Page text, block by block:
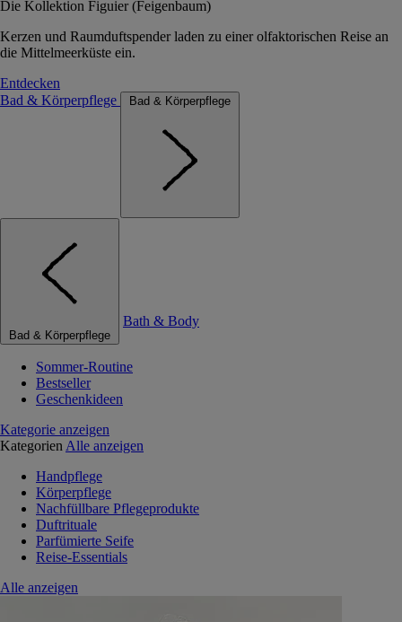
Die Kollektion Figuier (Feigenbaum)
Kerzen und Raumduftspender laden zu einer olfaktorischen Reise an
die Mittelmeerküste ein.
Entdecken
Bad & Körperpflege
Bad & Körperpflege
Bad & Körperpflege
Bath & Body
Sommer-Routine
Bestseller
Geschenkideen
Kategorie anzeigen
Kategorien Alle anzeigen
Handpflege
Körperpflege
Nachfüllbare Pflegeprodukte
Duftrituale
Parfümierte Seife
Reise-Essentials
Alle anzeigen